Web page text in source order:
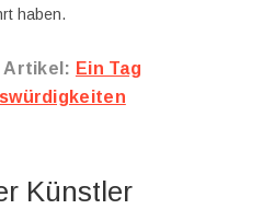
haben.
Artikel: Ein Tag
Künstler